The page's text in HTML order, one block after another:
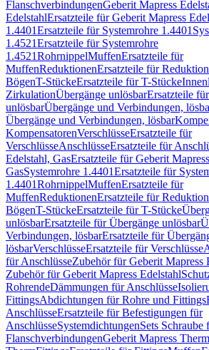
FlanschverbindungenGeberit Mapress
EdelstahlErsatzteile für Geberit Mapress
1.4401Ersatzteile für Systemrohre 1.4401
1.4521Ersatzteile für Systemrohre
1.4521RohrnippelMuffenErsatzteile für
MuffenReduktionenErsatzteile für
BögenT-StückeErsatzteile für T-Stücke
ZirkulationÜbergänge unlösbarErsatzteile
unlösbarÜbergänge und Verbindungen,
Übergänge und Verbindungen, lösbar
KompensatorenVerschlüsseErsatzteile für
VerschlüsseAnschlüsseErsatzteile für
Edelstahl, GasErsatzteile für Geberit
GasSystemrohre 1.4401Ersatzteile für
1.4401RohrnippelMuffenErsatzteile für
MuffenReduktionenErsatzteile für
BögenT-StückeErsatzteile für T-Stücke
unlösbarErsatzteile für Übergänge unlösbar
Verbindungen, lösbarErsatzteile für
lösbarVerschlüsseErsatzteile für Verschlüsse
für AnschlüsseZubehör für Geberit Mapress
Zubehör für Geberit Mapress Edelstahl
RohrendeDämmungen für Anschlüsse
FittingsAbdichtungen für Rohre und Fittings
AnschlüsseErsatzteile für Befestigungen für
AnschlüsseSystemdichtungenSets Schraube
FlanschverbindungenGeberit Mapress Therm